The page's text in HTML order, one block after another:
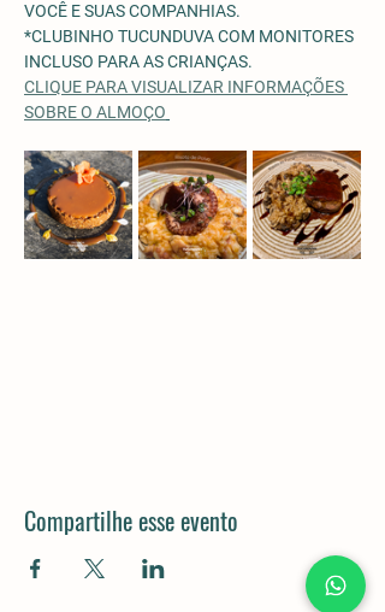
VOCÊ E SUAS COMPANHIAS.
*CLUBINHO TUCUNDUVA COM MONITORES
INCLUSO PARA AS CRIANÇAS.
CLIQUE PARA VISUALIZAR INFORMAÇÕES
SOBRE O ALMOÇO
Compartilhe esse evento